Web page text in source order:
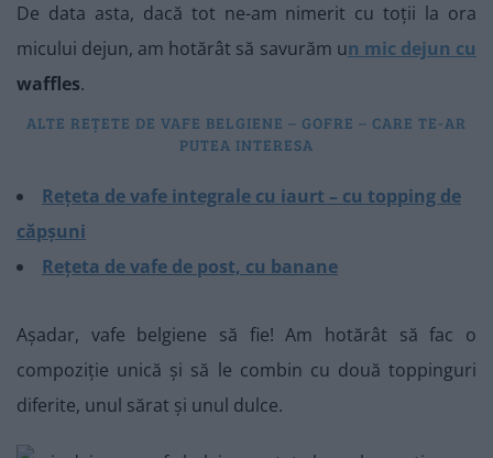
De data asta, dacă tot ne-am nimerit cu toții la ora
micului dejun, am hotărât să savurăm un mic dejun cu
waffles.
ALTE REȚETE DE VAFE BELGIENE – GOFRE – CARE TE-AR
PUTEA INTERESA
Rețeta de vafe integrale cu iaurt – cu topping de
căpșuni
Rețeta de vafe de post, cu banane
Așadar, vafe belgiene să fie! Am hotărât să fac o
compoziție unică și să le combin cu două toppinguri
diferite, unul sărat și unul dulce.